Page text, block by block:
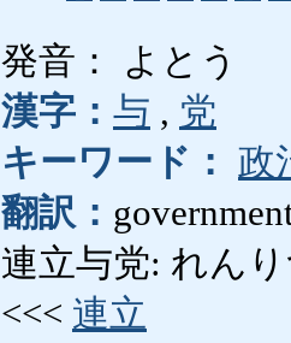
発音： よとう
漢字： 与 , 党
キーワード： 政
翻訳：
連立与党: れん
<<< 連立